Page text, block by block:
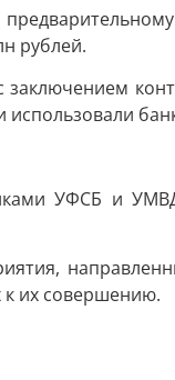
рублей.
УФСБ и
к их совершению.